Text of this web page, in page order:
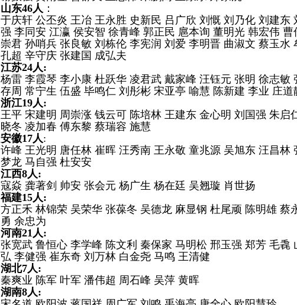
山东46人 ：
于庆轩 公丕炎 王冶 王永胜 史新民 吕广欣 刘慨 刘乃化 刘建东
强 李同安 江瀛 侯安智 徐青峰 郭正民 扈本询 董明光 韩宏伟
崇君 孙哨兵 张良敏 刘栋伦 李宪润 刘爱 李明晋 曲淑文 蔡玉水
孔超 辛守庆 张建国 成弘夫
江苏24人:
杨雷 李霞琴 李小康 杜跃华 凌君武 戴家峰 汪钰元 张明 徐志敏
存周 常宁生 伍盛 毕鸣仁 刘彤彬 宋亚亭 喻慧 陈新建 李业 庄道
浙江19人:
王平 宋建明 周崇涨 钱云可 陈培林 王建东 金心明 刘国强 朱启
晓冬 凌加春 傅东黎 蔡瑞容 施慧
安徽17人:
许峰 王光明 唐任林 崔晖 汪秀南 王永敬 童兆源 吴旭东 汪昌林
梦龙 马自强 杜安安
江西8人:
寇焱 龚著剑 帅安 张会元 杨广生 杨在廷 吴翘璇 肖世扬
福建15人:
方正禾 林锦荣 吴荣华 张葆冬 吴德龙 麻显钢 杜尾顽 陈明雄 蔡
勇 余忠为
河南21人:
张宽武 鲁恒心 李学峰 陈文利 秦保家 马明松 邢玉强 郑芳 毛毳
弘 李健强 崔东奇 刘万林 白金尧 马鸣 王清健
湖北7人:
秦爽业 陈军 叶军 潘伟超 周石峰 吴萍 黄晖
湖南8人: